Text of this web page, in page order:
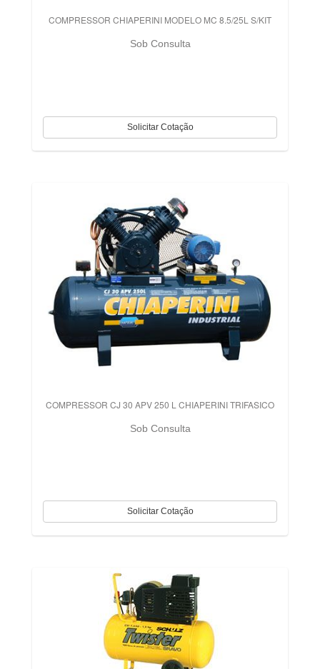
COMPRESSOR CHIAPERINI MODELO MC 8.5/25L S/KIT
Sob Consulta
COMPRESSOR CJ 30 APV 250 L CHIAPERINI TRIFASICO
Sob Consulta